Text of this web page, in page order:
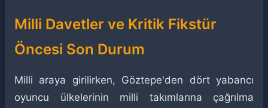
Milli Davetler ve Kritik Fikstür
Öncesi Son Durum
Milli araya girilirken, Göztepe'den dört yabancı
oyuncu ülkelerinin milli takımlarına çağrılma